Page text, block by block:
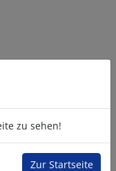
zu sehen!
Zur Startseite